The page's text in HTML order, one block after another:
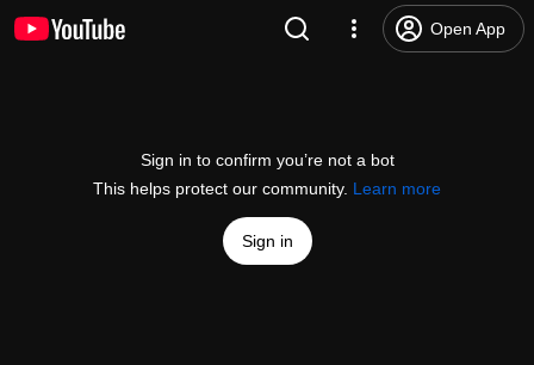
Open App
Sign in to confirm you’re not a bot
This helps protect our community. Learn more
Sign in